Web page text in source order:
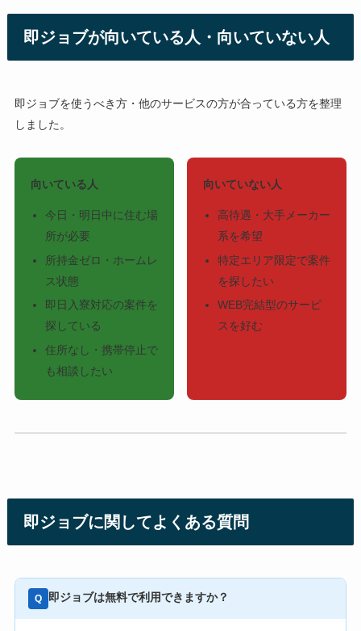
即ジョブが向いている人・向いていない人
即ジョブを使うべき方・他のサービスの方が合っている方を整理
しました。
向いている人
今日・明日中に住む場
所が必要
所持金ゼロ・ホームレ
ス状態
即日入寮対応の案件を
探している
住所なし・携帯停止で
も相談したい
向いていない人
高待遇・大手メーカー
系を希望
特定エリア限定で案件
を探したい
WEB完結型のサービ
スを好む
即ジョブに関してよくある質問
Q 即ジョブは無料で利用できますか？